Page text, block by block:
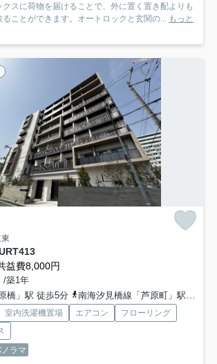
スに荷物を届けることで、外に置く置き配よりも
ことができます。オートロックと玄関の...
もっと
413
益費8,000円
/築1年
橋」駅 徒歩5分
南海汐見橋線「芦原町」駅 徒歩8分
室内洗濯機置場 エアコン
フローリング
ノラマ